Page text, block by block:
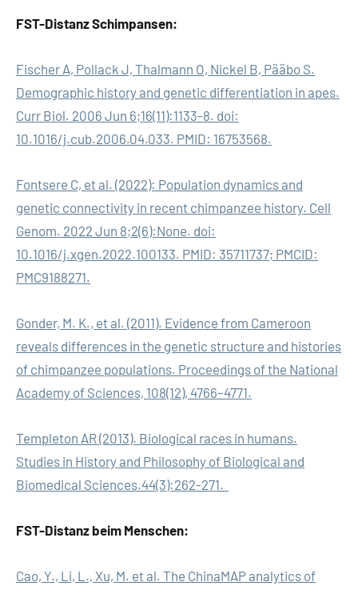
FST-Distanz Schimpansen:
Fischer A, Pollack J, Thalmann O, Nickel B, Pääbo S.
Demographic history and genetic differentiation in apes.
Curr Biol. 2006 Jun 6;16(11):1133-8. doi:
10.1016/j.cub.2006.04.033. PMID: 16753568.
Fontsere C, et al. (2022): Population dynamics and
genetic connectivity in recent chimpanzee history. Cell
Genom. 2022 Jun 8;2(6):None. doi:
10.1016/j.xgen.2022.100133. PMID: 35711737; PMCID:
PMC9188271.
Gonder, M. K., et al. (2011). Evidence from Cameroon
reveals differences in the genetic structure and histories
of chimpanzee populations. Proceedings of the National
Academy of Sciences, 108(12), 4766–4771.
Templeton AR (2013). Biological races in humans.
Studies in History and Philosophy of Biological and
Biomedical Sciences.44(3):262-271.
FST-Distanz beim Menschen:
Cao, Y., Li, L., Xu, M. et al. The ChinaMAP analytics of